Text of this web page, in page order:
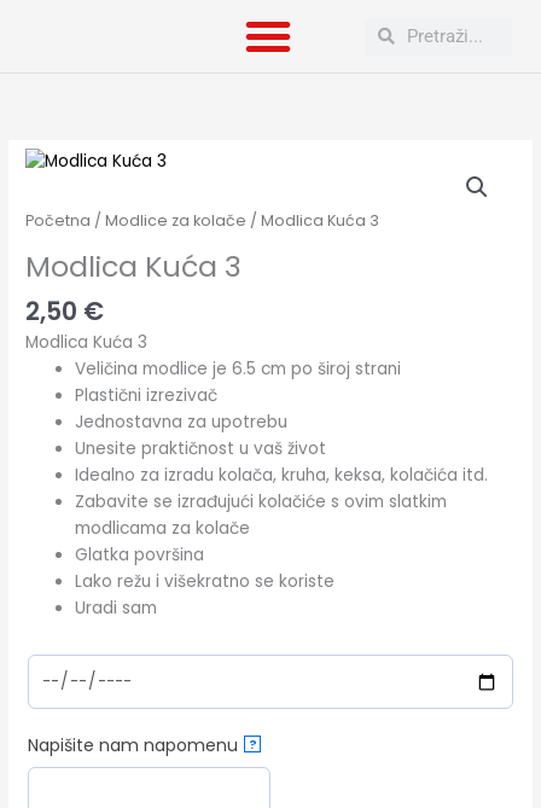
SearchSearch
Početna /Modlice za kolače / Modlica Kuća 3
Modlica Kuća 3
2,50 €
Modlica Kuća 3
Veličina modlice je 6.5 cm po široj strani
Plastični izrezivač
Jednostavna za upotrebu
Unesite praktičnost u vaš život
Idealno za izradu kolača, kruha, keksa, kolačića itd.
Zabavite se izrađujući kolačiće s ovim slatkim
modlicama za kolače
Glatka površina
Lako režu i višekratno se koriste
Uradi sam
Napišite nam napomenu ?
Modlica
3